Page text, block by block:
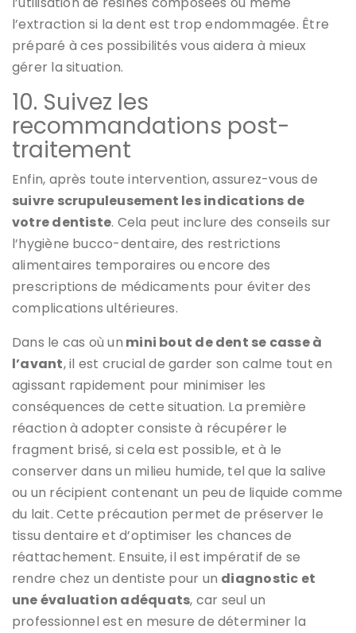
l’extraction si la dent est trop endommagée. Être
préparé à ces possibilités vous aidera à mieux
gérer la situation.
10. Suivez les
recommandations post-
traitement
Enfin, après toute intervention, assurez-vous de
suivre scrupuleusement les indications de
votre dentiste. Cela peut inclure des conseils sur
l’hygiène bucco-dentaire, des restrictions
alimentaires temporaires ou encore des
prescriptions de médicaments pour éviter des
complications ultérieures.
Dans le cas où un mini bout de dent se casse à
l’avant, il est crucial de garder son calme tout en
agissant rapidement pour minimiser les
conséquences de cette situation. La première
réaction à adopter consiste à récupérer le
fragment brisé, si cela est possible, et à le
conserver dans un milieu humide, tel que la salive
ou un récipient contenant un peu de liquide comme
du lait. Cette précaution permet de préserver le
tissu dentaire et d’optimiser les chances de
réattachement. Ensuite, il est impératif de se
rendre chez un dentiste pour un diagnostic et
une évaluation adéquats, car seul un
professionnel est en mesure de déterminer la